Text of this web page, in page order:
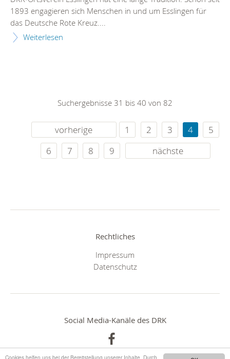
Cookies helfen uns bei der Bereitstellung unserer Inhalte. Durch
1893 engagieren sich Menschen in und um Esslingen für
das Deutsche Rote Kreuz....
Weiterlesen
Suchergebnisse 31 bis 40 von 82
vorherige 1 2 3 4
5
6
7 8 9 nächste
Rechtliches
Impressum
Datenschutz
Social Media-Kanäle des DRK